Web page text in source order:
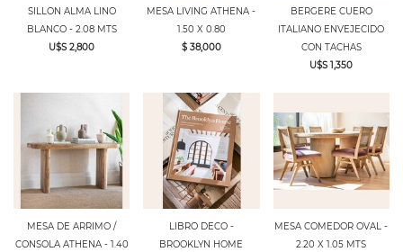
SILLON ALMA LINO
BLANCO - 2.08 MTS
U$S 2,800
MESA LIVING ATHENA -
1.50 X 0.80
$ 38,000
BERGERE CUERO
ITALIANO ENVEJECIDO
CON TACHAS
U$S 1,350
MESA DE ARRIMO /
CONSOLA ATHENA - 1.40
LIBRO DECO -
BROOKLYN HOME
MESA COMEDOR OVAL -
2.20 X 1.05 MTS